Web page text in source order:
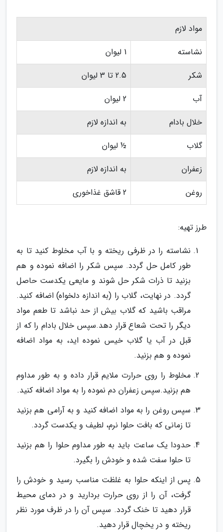
مواد لازم
نشاسته
1 لیوان
شکر
2.5 تا 3 لیوان
آب
2 لیوان
خلال بادام
به اندازه لازم
گلاب
½ لیوان
زعفران
به اندازه لازم
روغن
2 قاشق غذاخوری
طرز تهیه:
نشاسته را در ظرفی ریخته و با آب مخلوط کنید تا به
طور کامل حل گردد. سپس شکر را اضافه نموده و هم
بزنید تا ذرات شکر حل شوند و مایعی یکدست حاصل
گردد. در نهایت، گلاب را (به اندازه دلخواه) اضافه کنید.
مراقب باشید که گلاب بیش از حد نباشد تا طعم مواد
دیگر را تحت شعاع قرار دهد.سپس خلال بادام را که از
قبل در آب یا گلاب خیس نموده اید، به مواد اضافه
نموده و هم بزنید.
مخلوط را روی حرارت ملایم قرار داده و به طور مداوم
هم بزنید.سپس زعفران دم نموده را به مواد اضافه کنید.
سپس روغن را به مواد اضافه کنید و به آرامی هم بزنید
تا زمانی که بافت حلوا نرم، لطیف و یکدست گردد.
حدودا یک ساعت باید به طور مداوم حلوا را هم بزنید
تا حلوا سفت شده و خودش را بگیرد.
پس از اینکه حلوا به غلظت مناسب رسید و خودش را
گرفت، آن را از روی حرارت بردارید و در دمای محیط
قرار دهید تا خنک گردد. سپس آن را در ظرف مورد نظر
ریخته و در یخچال قرار دهید.